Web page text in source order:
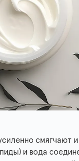
смягчают и
и вода